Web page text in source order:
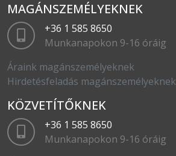
MAGÁNSZEMÉLYEKNEK
+36 1 585 8650
Munkanapokon 9-16 óráig
Áraink magánszemélyeknek
Hirdetésfeladás magánszemélyeknek
KÖZVETÍTŐKNEK
+36 1 585 8650
Munkanapokon 9-16 óráig